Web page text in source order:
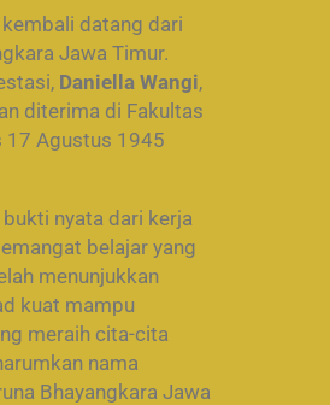
datang dari
Jawa Timur.
Daniella Wangi,
diterima di Fakultas
17 Agustus 1945
nyata dari kerja
belajar yang
menunjukkan
kuat mampu
meraih cita-cita
nama
Bhayangkara Jawa